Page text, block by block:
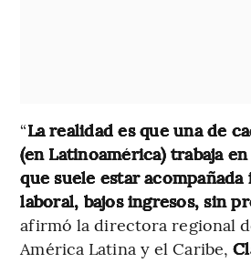
“La realidad es que una de
(en Latinoamérica) trabaja
que suele estar
laboral, bajos ingresos, sin
afirmó la directora regional
América Latina y el Caribe,